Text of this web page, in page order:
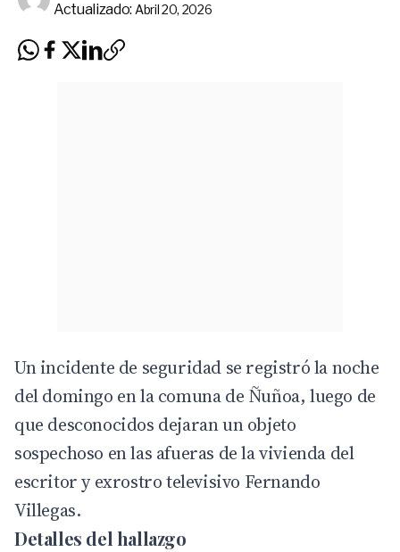
Actualizado: Abril 20, 2026
Un incidente de seguridad se registró la noche
del domingo en la comuna de Ñuñoa, luego de
que desconocidos dejaran un objeto
sospechoso en las afueras de la vivienda del
escritor y exrostro televisivo Fernando
Villegas.
Detalles del hallazgo